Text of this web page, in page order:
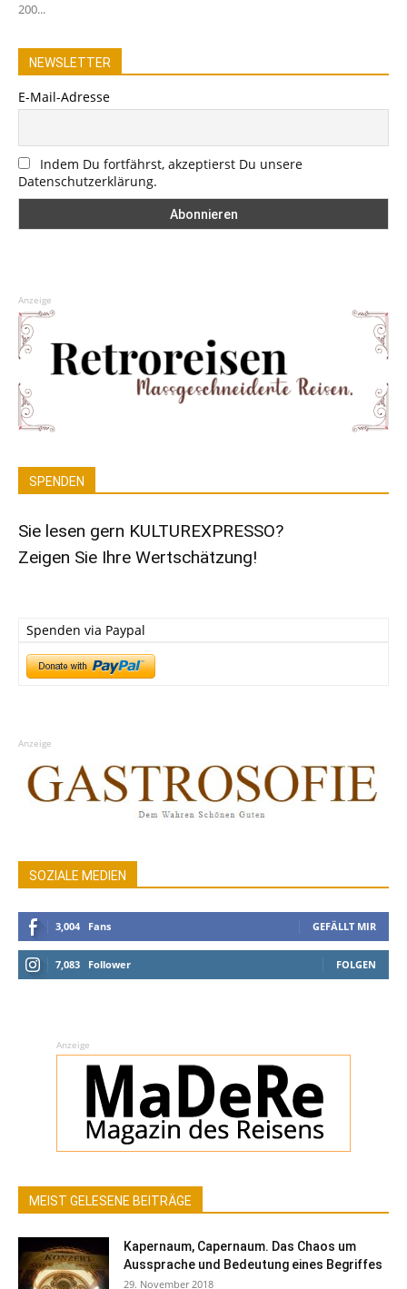
200...
NEWSLETTER
E-Mail-Adresse
Indem Du fortfährst, akzeptierst Du unsere
Datenschutzerklärung.
Anzeige
SPENDEN
Sie lesen gern KULTUREXPRESSO?
Zeigen Sie Ihre Wertschätzung!
Spenden via Paypal
Anzeige
SOZIALE MEDIEN
3,004 Fans GEFÄLLT MIR
7,083 Follower FOLGEN
Anzeige
MEIST GELESENE BEITRÄGE
Kapernaum, Capernaum. Das Chaos um
Aussprache und Bedeutung eines Begriffes
29. November 2018